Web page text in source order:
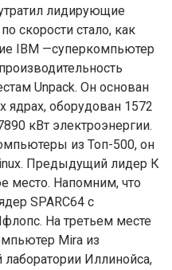
лидирующие
скорости стало, как
IBM —суперкомпьютер
Unpack. Он основан
ядрах, оборудован 1572
кВт электроэнергии.
из Топ-500, он
Предыдущий лидер К
место. Напомним, что
SPARC64 с
На третьем месте
Mira из
Иллинойса,